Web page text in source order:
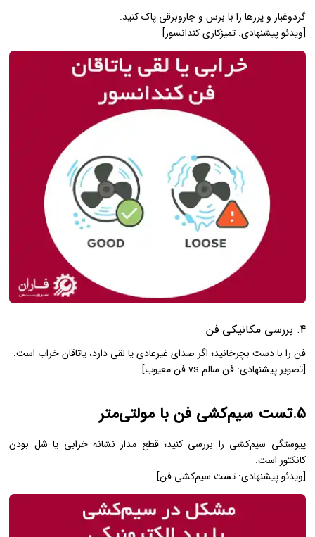
گردوغبار و پرزها را با برس و جاروبرقی پاک کنید.
[ویدئو پیشنهادی: تمیزکاری کندانسور]
4. بررسی مکانیکی فن
فن را با دست بچرخانید؛ اگر صدای غیرعادی یا لقی دارد، یاتاقان خراب است.
[تصویر پیشنهادی: فن سالم vs فن معیوب]
5.تست سیم‌کشی فن با مولتی‌متر
پیوستگی سیم‌کشی را بررسی کنید؛ قطع مدار نشانه خرابی یا شل بودن
کانکتور است.
[ویدئو پیشنهادی: تست سیم‌کشی فن]